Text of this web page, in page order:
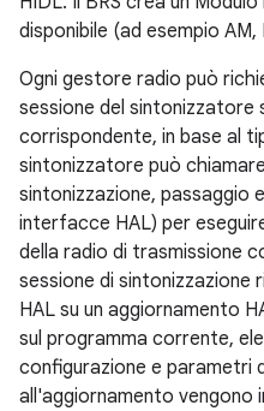
disponibile (ad esempio AM,
Ogni gestore radio può
sessione del sintonizzatore
corrispondente, in base al
sintonizzatore può
sintonizzazione, passaggio
interfacce HAL) per
della radio di trasmissione
sessione di sintonizzazione
HAL su un aggiornamento
sul programma corrente,
configurazione e parametri
all'aggiornamento vengono